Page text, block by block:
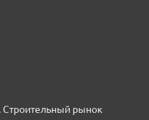
рынок